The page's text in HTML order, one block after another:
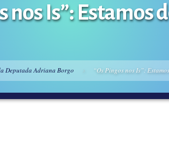
nos Is”: Estamos
Deputada Adriana Borgo “Os Pingos nos Is”: